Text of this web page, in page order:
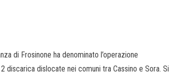
di Frosinone ha denominato l’operazione
discarica dislocate nei comuni tra Cassino e Sora. Si